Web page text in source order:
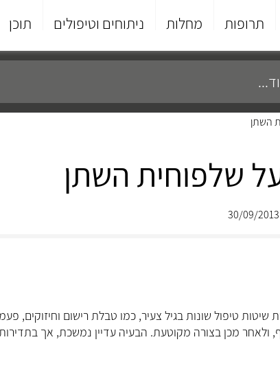
תרופות מחלות ניתוחים וטיפולים תוכן
השתן
שלפוחית השתן
שיטות טיפול שונות בגיל צעיר, כמו טבלת רישום וחיזוקים,
נטלתי ריטלין בתרסיס ל-3 חודשים ברצף, ולאחר מכן בצורה מקוטעת. הבעיה עדיין נמשכת, אך